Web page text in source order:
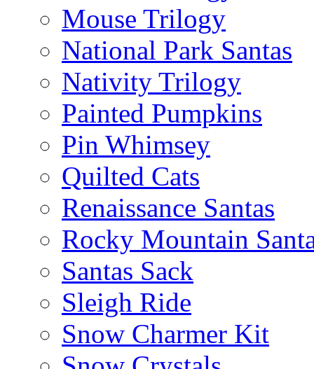
Mouse Trilogy
National Park Santas
Nativity Trilogy
Painted Pumpkins
Pin Whimsey
Quilted Cats
Renaissance Santas
Rocky Mountain
Santas Sack
Sleigh Ride
Snow Charmer Kit